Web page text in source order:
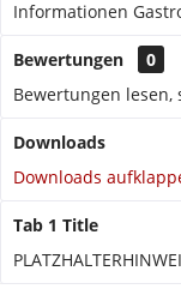
Informationen
Bewertungen
0
Bewertungen
Downloads
Downloads
Tab 1 Title